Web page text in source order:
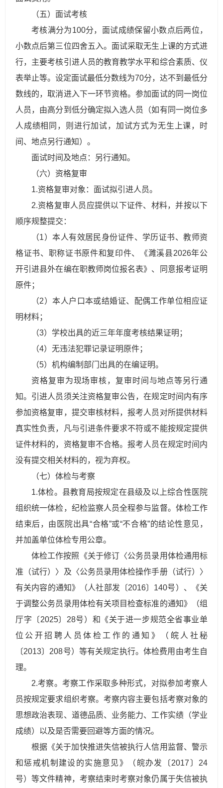
（五）面试考核
考核满分为100分，面试成绩保留小数点后两位，
小数点后第三位四舍五入。面试采取无生上课的方式进
行，主要考核引进人员的教育教学水平和综合素质、仪
表举止等。设定面试最低分数线为70分，达不到最低分
数线的，取消进入下一环节资格。参加面试的同一岗位
人员，由高分到低分确定拟入选人员（如有同一岗位多
人成绩相同，则进行加试，加试方式为无生上课，时
间、地点另行通知）。
面试时间及地点：另行通知。
（六）资格复审
1.资格复审对象：面试拟引 进人 员。
2.资格复审人员应提供以下证件、材料，并按以下
顺序规整提交：
（1）本人有效居民身份证件、学历证书、教师资
格证书、职称证书原件和复印件、《濉溪县2026年公
开引进县外在编在职教师岗位报名表》、同意报考证明
原件；
（2）本人 户 口本或结婚证、配偶工作单位相应证
明材料；
（3）学校出具的近三年年度考核结果证明；
（4）无违法犯罪记录证明原件；
（5）机构编制部门出具的在编证明。
资格复审为现场审核，复审时间与地点等另行通
知。引进人 员须关注资格复审公告，在规定时间内有序
参加资格复审，提交审核材料，报考人员对所提供材料
真实性负责，凡与引进条件要求不符或不能按规定提供
证件材料的，资格复审不合格。报考人员在规定时间内
没有提交相关材料的，视为弃权。
（七）体检与考察
1.体检。县教育局按规定在县级及以上综合性医院
组织统一体检，纪检监察人员全程参与监督。体检工作
结束后，由医院出具“合格”或“不合格”的结论性意见，
并加盖单位体检专用公章。
体检工作按照《关于修订〈公务员录用体检通用标
准（试行）〉及〈公务员录用体检操作手册（试行）〉
有关内容的通知》（人社部发〔2016〕140号）、《关
于调整公务员录用体检有关项目检查标准的通知》
（组
厅字 〔2025〕 28号） 和《关于进一步规范全省事业单
位公开招聘人员体检工作的通知》（皖人社秘
〔2013〕208号）等有关规定执行。体检费用由考生自
理。
2.考察。考察工作采取多种形式，对拟参加考察人
员按规定要求组织考察。考察内容主要包括考察对象的
思想政治表现、道德品质、业务能力、工作实绩（学业
成绩）以及是否需要回避等方面的情况。
根据《关于加快推进失信被执行人信用监督、警示
和惩戒机制建设的实施意见》（皖办发〔2017〕24
号）等文件精神，考察结束时考察对象仍属于失信被执